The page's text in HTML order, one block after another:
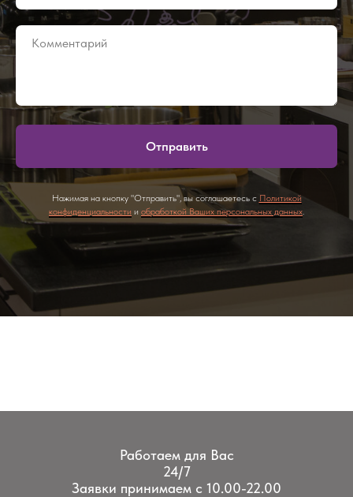
Отправить
Нажимая на кнопку "Отправить", вы соглашаетесь с Политикой
конфиденциальности и обработкой Ваших персональных данных.
Работаем для Вас
24/7
Заявки принимаем с 10.00-22.00